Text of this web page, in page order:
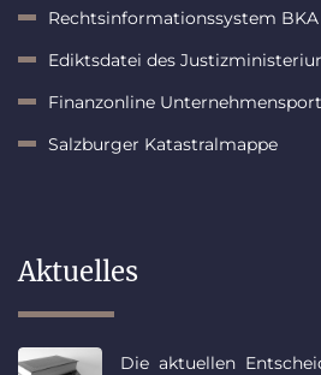
Rechtsinformationssystem BKA
Ediktsdatei des
Finanzonline
Salzburger Katastralmappe
Aktuelles
Die aktuellen